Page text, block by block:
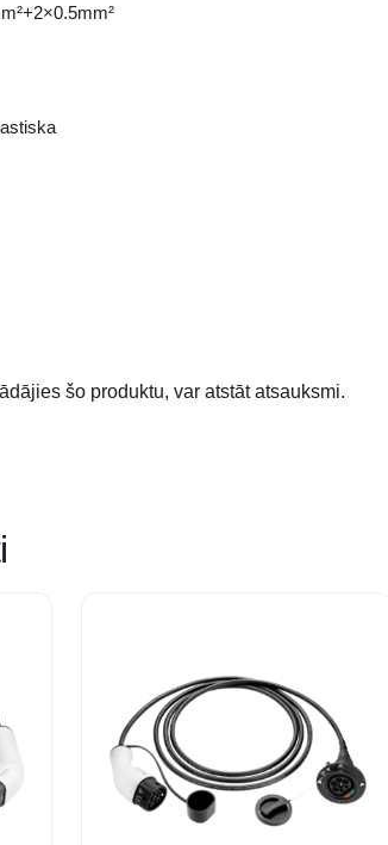
šo produktu, var atstāt atsauksmi.